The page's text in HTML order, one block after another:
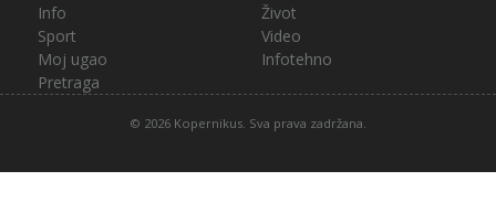
Info
Život
Sport
Video
Moj ugao
Infotehno
Pretraga
© 2026 Kopernikus. Sva prava zadržana.